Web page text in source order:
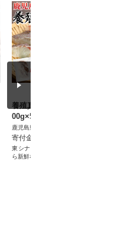
養殖真鯛 切身 計1kg(2
00g×5P)【さるがく水
産】akn028-46
鹿児島県阿久根市
寄付金額
東シナ海に面した阿久根市か
ら新鮮な真鯛をお届け!